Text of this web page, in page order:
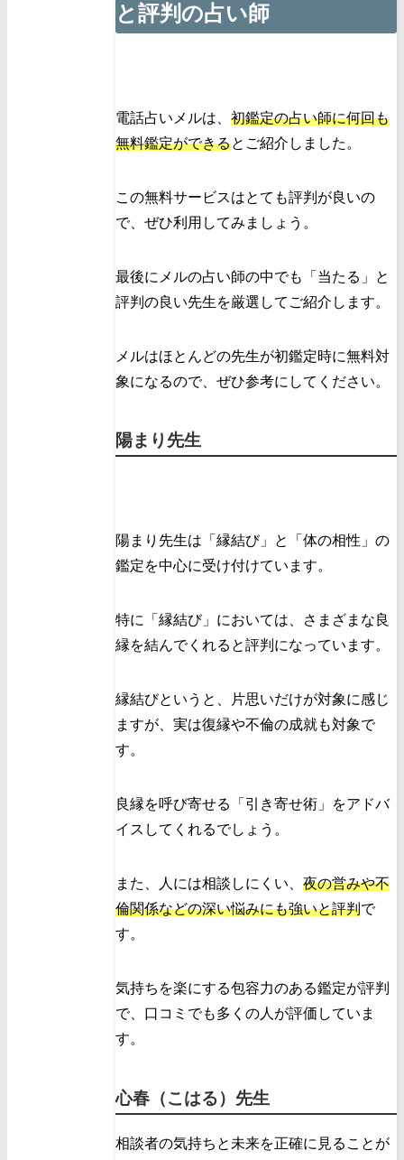
と評判の占い師
電話占いメルは、 初鑑定の占い師に何回も
無料鑑定ができるとご紹介しました。
この無料サービスはとても評判が良いの
で、ぜひ利用してみましょう。
最後にメルの占い師の中でも「当たる」と
評判の良い先生を厳選してご紹介します。
メルはほとんどの先生が初鑑定時に無料対
象になるので、ぜひ参考にしてください。
陽まり先生
陽まり先生は「縁結び」と「体の相性」の
鑑定を中心に受け付けています。
特に「縁結び」においては、さまざまな良
縁を結んでくれると評判になっています。
縁結びというと、片思いだけが対象に感じ
ますが、実は復縁や不倫の成就も対象で
す。
良縁を呼び寄せる「引き寄せ術」をアドバ
イスしてくれるでしょう。
また、人には相談しにくい、 夜の営みや不
倫関係などの深い悩みにも強いと評判で
す。
気持ちを楽にする包容力のある鑑定が評判
で、口コミでも多くの人が評価していま
す。
心春（こはる）先生
相談者の気持ちと未来を正確に見ることが